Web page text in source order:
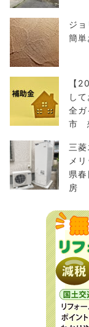
ジ
簡単
【
し
全
市
三
メ
県
房